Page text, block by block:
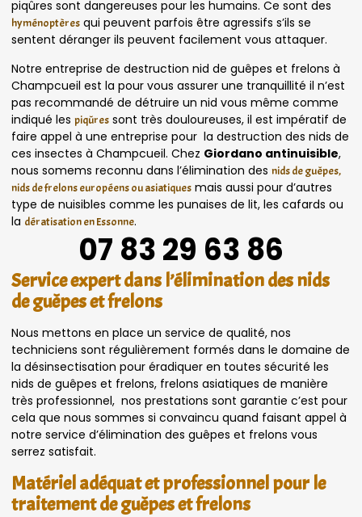
piqûres sont dangereuses pour les humains. Ce sont des
hyménoptères qui peuvent parfois être agressifs s’ils se
sentent déranger ils peuvent facilement vous attaquer.
Notre entreprise de destruction nid de guêpes et frelons à
Champcueil est la pour vous assurer une tranquillité il n’est
pas recommandé de détruire un nid vous même comme
indiqué les piqûres sont très douloureuses, il est impératif de
faire appel à une entreprise pour la destruction des nids de
ces insectes à Champcueil. Chez Giordano antinuisible,
nous somems reconnu dans l’élimination des nids de guêpes,
nids de frelons européens ou asiatiques mais aussi pour d’autres
type de nuisibles comme les punaises de lit, les cafards ou
la dératisation en Essonne.
07 83 29 63 86
Service expert dans l’élimination des nids
de guêpes et frelons
Nous mettons en place un service de qualité, nos
techniciens sont régulièrement formés dans le domaine de
la désinsectisation pour éradiquer en toutes sécurité les
nids de guêpes et frelons, frelons asiatiques de manière
très professionnel, nos prestations sont garantie c’est pour
cela que nous sommes si convaincu quand faisant appel à
notre service d’élimination des guêpes et frelons vous
serrez satisfait.
Matériel adéquat et professionnel pour le
traitement de guêpes et frelons